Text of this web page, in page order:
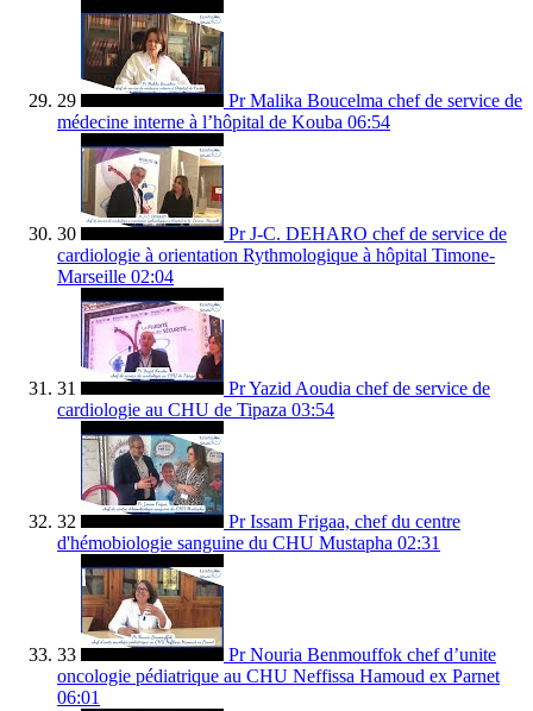
29
Pr Malika Boucelma chef de service de
médecine interne à l’hôpital de Kouba 06:54
30
Pr J-C. DEHARO chef de service de
cardiologie à orientation Rythmologique à hôpital Timone-
Marseille 02:04
31
Pr Yazid Aoudia chef de service de
cardiologie au CHU de Tipaza 03:54
32
Pr Issam Frigaa, chef du centre
d'hémobiologie sanguine du CHU Mustapha 02:31
33
Pr Nouria Benmouffok chef d’unite
oncologie pédiatrique au CHU Neffissa Hamoud ex Parnet
06:01